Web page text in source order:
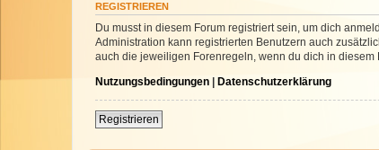
REGISTRIEREN
Du musst in diesem Forum registriert sein, um dich
Administration kann registrierten Benutzern auch
auch die jeweiligen Forenregeln, wenn du dich in diesem
Nutzungsbedingungen | Datenschutzerklärung
Registrieren